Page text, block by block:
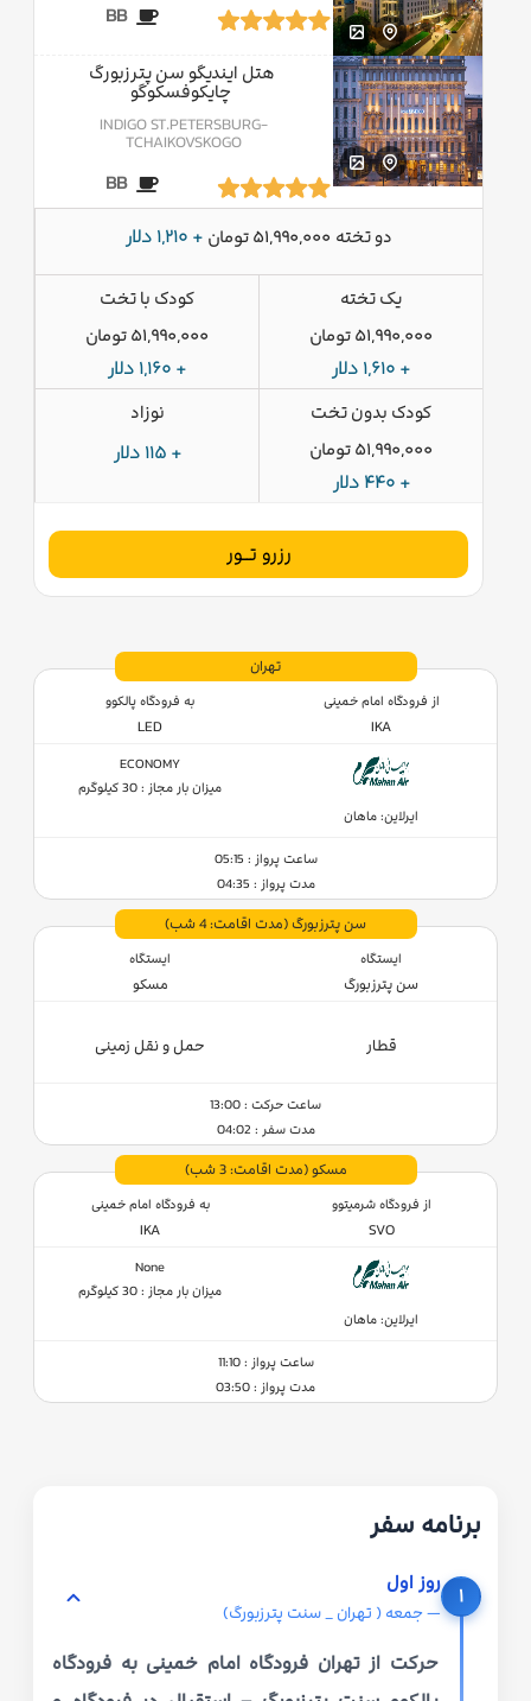
BB
هتل ایندیگو سن پترزبورگ
چایکوفسکوگو
INDIGO ST.PETERSBURG-
TCHAIKOVSKOGO
BB
دو تخته 51,990,000 تومان + 1,210 دلار
یک تخته
51,990,000 تومان
+ 1,610 دلار
کودک با تخت
51,990,000 تومان
+ 1,160 دلار
کودک بدون تخت
51,990,000 تومان
+ 440 دلار
نوزاد
+ 115 دلار
رزرو تــور
تهران
از فرودگاه امام خمینی
IKA
به فرودگاه پالکوو
LED
ایرلاین: ماهان
ECONOMY
میزان بار مجاز : 30 کیلوگرم
ساعت پرواز : 05:15
مدت پرواز : 04:35
سن‌ پترزبورگ (مدت اقامت: 4 شب)
ایستگاه
سن‌ پترزبورگ
ایستگاه
مسکو
قطار حمل و نقل زمینی
ساعت حرکت : 13:00
مدت سفر : 04:02
مسکو(مدت اقامت: 3 شب)
از فرودگاه شرمیتوو
SVO
به فرودگاه امام خمینی
IKA
ایرلاین: ماهان
None
میزان بار مجاز : 30 کیلوگرم
ساعت پرواز : 11:10
مدت پرواز : 03:50
برنامه سفر
۱ روز اول
— جمعه ( تهران _ سنت پترزبورگ)
حرکت از تهران فرودگاه امام خمینی به فرودگاه